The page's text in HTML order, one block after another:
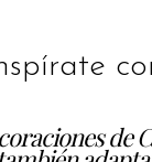
de